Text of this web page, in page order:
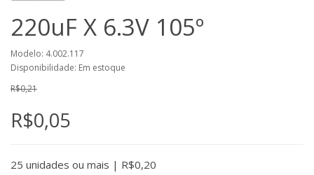
220uF X 6.3V 105º
Modelo: 4.002.117
Disponibilidade: Em estoque
R$0,21
R$0,05
25 unidades ou mais | R$0,20